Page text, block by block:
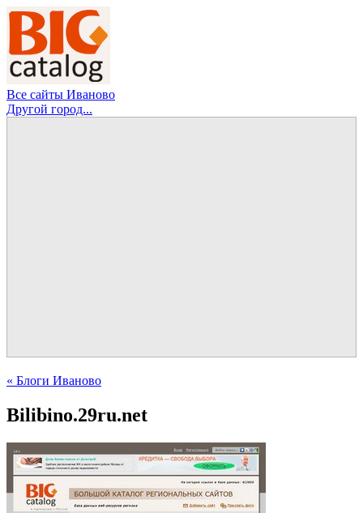
Все сайты Иваново
Другой город...
« Блоги Иваново
Bilibino.29ru.net